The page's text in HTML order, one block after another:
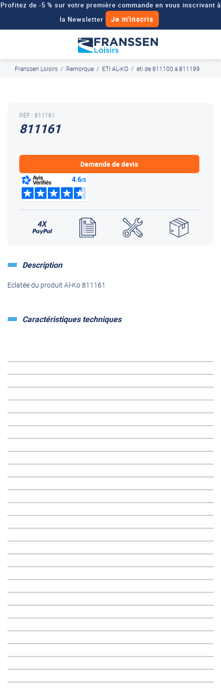
Profitez de -5 % sur votre première commande en vous inscrivant à
la Newsletter
Je m'inscris
Demander un devis
Paiement en ligne sécurisé, en 4x par Paypal
Franssen Loisirs / Remorque / ETI AL-KO / eti de 811100 à 811199
811161
REF : 811161
Demande de devis
Description
Eclatée du produit Al-Ko 811161
Caractéristiques techniques